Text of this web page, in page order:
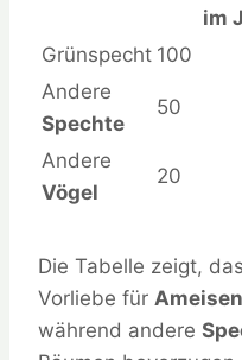
im
Grünspecht 100
Andere
Spechte
50
Andere
Vögel
20
Die Tabelle zeigt,
Vorliebe für
während andere